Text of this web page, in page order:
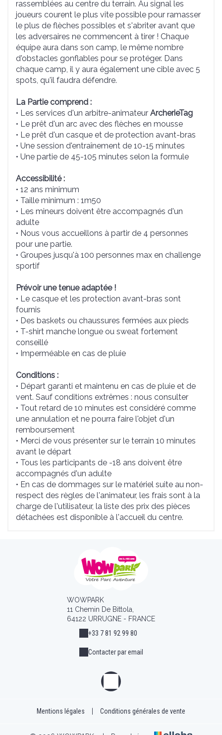
rassemblées au centre du terrain. Au signal les
joueurs courent le plus vite possible pour ramasser
le plus de flèches possibles et s'abriter avant que
les adversaires ne commencent à tirer ! Chaque
équipe aura dans son camp, le même nombre
d'obstacles gonflables pour se protéger. Dans
chaque camp, il y aura également une cible avec 5
spots, qu'il faudra défendre.
La Partie comprend :
• Les services d'un arbitre-animateur ArcherieTag
• Le prêt d'un arc avec des flèches en mousse
• Le prêt d'un casque et de protection avant-bras
• Une session d'entraînement de 10-15 minutes
• Une partie de 45-105 minutes selon la formule
Accessibilité :
• 12 ans minimum
• Taille minimum : 1m50
• Les mineurs doivent être accompagnés d'un
adulte
• Nous vous accueillons à partir de 4 personnes
pour une partie.
• Groupes jusqu'à 100 personnes max en challenge
sportif
Prévoir une tenue adaptée !
• Le casque et les protection avant-bras sont
fournis
• Des baskets ou chaussures fermées aux pieds
• T-shirt manche longue ou sweat fortement
conseillé
• Imperméable en cas de pluie
Conditions :
• Départ garanti et maintenu en cas de pluie et de
vent. Sauf conditions extrêmes : nous consulter
• Tout retard de 10 minutes est considéré comme
une annulation et ne pourra faire l'objet d'un
remboursement
• Merci de vous présenter sur le terrain 10 minutes
avant le départ
• Tous les participants de -18 ans doivent être
accompagnés d'un adulte
• En cas de dommages sur le matériel suite au non-
respect des règles de l'animateur, les frais sont à la
charge de l'utilisateur, la liste des prix des pièces
détachées est disponible à l'accueil du centre.
WOWPARK
11 Chemin De Bittola,
64122 URRUGNE - FRANCE
+33 7 81 92 99 80
Contacter par email
Mentions légales Conditions générales de vente